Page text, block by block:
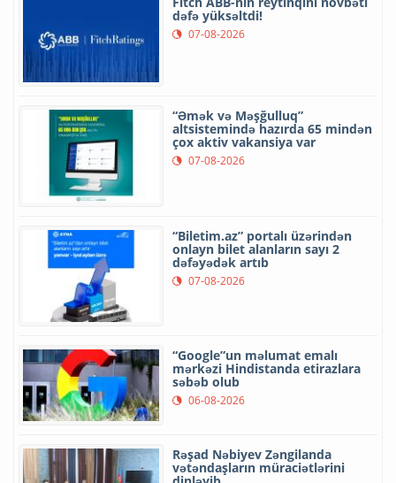
dəfə yüksəltdi!
07-08-2026
“Əmək və Məşğulluq”
altsistemində hazırda 65 mindən
çox aktiv vakansiya var
07-08-2026
“Biletim.az” portalı üzərindən
onlayn bilet alanların sayı 2
dəfəyədək artıb
07-08-2026
“Google”un məlumat emalı
mərkəzi Hindistanda etirazlara
səbəb olub
06-08-2026
Rəşad Nəbiyev Zəngilanda
vətəndaşların müraciətlərini